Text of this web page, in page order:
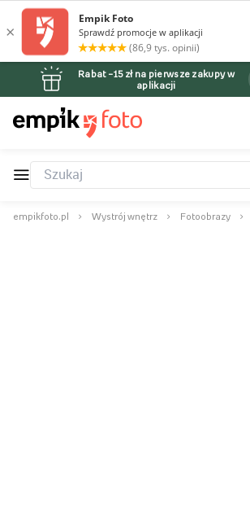
Rabat –15 zł na pierwsze zakupy w
aplikacji
empikfoto.pl Wystrój wnętrz Fotoobrazy